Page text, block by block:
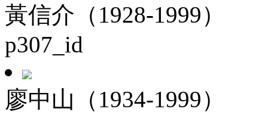
黃信介（1928-1999）
p307_id
廖中山（1934-1999）